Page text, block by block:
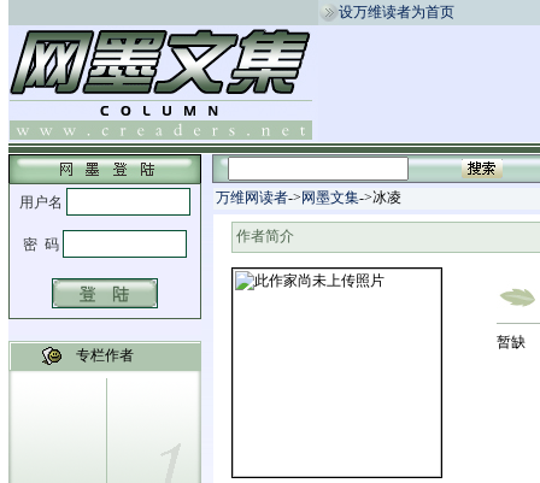
设万维读者为首页
专栏作者
万维网读者-> 网墨文集->冰凌
作者简介
暂缺